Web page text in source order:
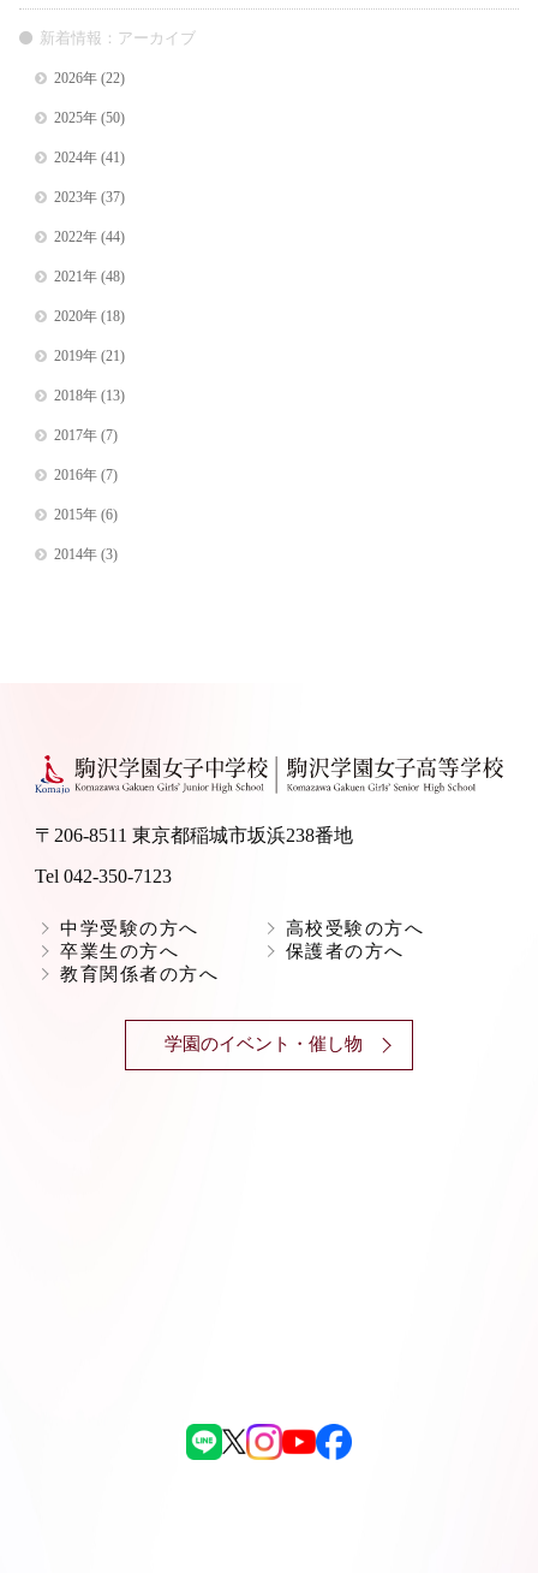
新着情報：アーカイブ
2026年(22)
2025年(50)
2024年(41)
2023年(37)
2022年(44)
2021年(48)
2020年(18)
2019年(21)
2018年(13)
2017年(7)
2016年(7)
2015年(6)
2014年(3)
〒206-8511 東京都稲城市坂浜238番地
Tel 042-350-7123
中学受験の方へ
高校受験の方へ
卒業生の方へ
保護者の方へ
教育関係者の方へ
学園のイベント・催し物